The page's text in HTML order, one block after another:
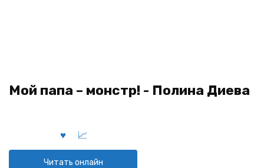
Мой папа – монстр! - Полина Диева
Читать онлайн